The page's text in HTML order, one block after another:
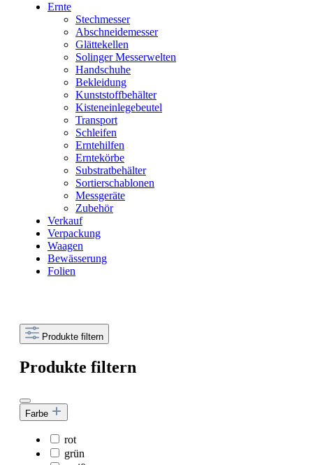
Ernte
Stechmesser
Abschneidemesser
Glättekellen
Solinger Messerwelten
Handschuhe
Bekleidung
Kunststoffbehälter
Kisteneinlegebeutel
Transport
Schleifen
Erntehilfen
Erntekörbe
Substratbehälter
Sortierschablonen
Messgeräte
Zubehör
Verkauf
Verpackung
Waagen
Bewässerung
Folien
Produkte filtern
Produkte filtern
Farbe
rot
grün